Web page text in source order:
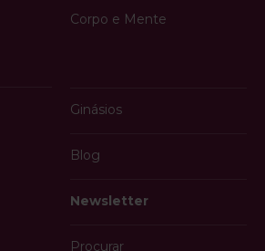
Corpo e Mente
Ginásios
Blog
Newsletter
Procurar